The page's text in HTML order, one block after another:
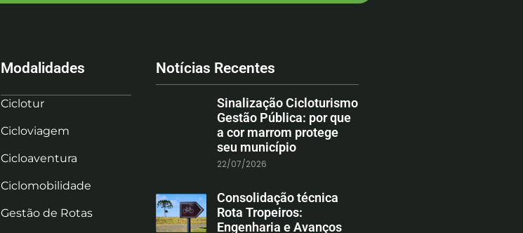
Modalidades
Ciclotur
Cicloviagem
Cicloaventura
Ciclomobilidade
Gestão de Rotas
Notícias Recentes
Sinalização Cicloturismo
Gestão Pública: por que
a cor marrom protege
seu município
22/07/2026
Consolidação técnica
Rota Tropeiros:
Engenharia e Avanços